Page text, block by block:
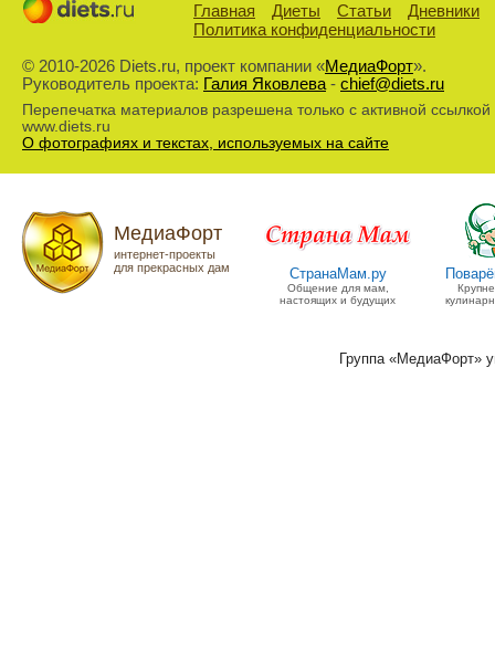
Главная Диеты Статьи
Дневники
Политика конфиденциальности
© 2010-2026 Diets.ru, проект компании «МедиаФорт».
Руководитель проекта: Галия Яковлева- chief@diets.ru
Перепечатка материалов разрешена только с активной ссылкой
www.diets.ru
О фотографиях и текстах, используемых на сайте
МедиаФорт
интернет-проекты
для прекрасных дам
СтранаМам.ру
Общение для мам,
настоящих и будущих
Группа «МедиаФорт»